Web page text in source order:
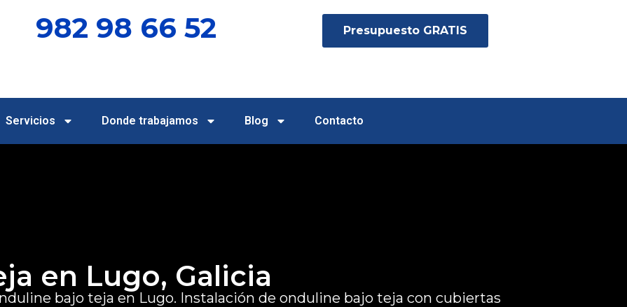
982 98 66 52 Presupuesto GRATIS
Servicios Donde trabajamos Blog Contacto
en Lugo, Galicia
bajo teja en Lugo. Instalación de onduline bajo teja con cubiertas